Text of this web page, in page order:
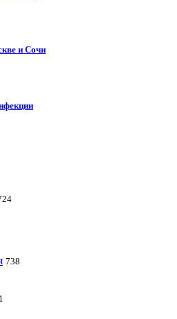
и Сочи
738